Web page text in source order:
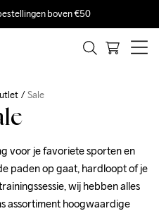
boven €50
Sale
voor je favoriete sporten en
paden op gaat, hardloopt of je
wij hebben alles
assortiment hoogwaardige